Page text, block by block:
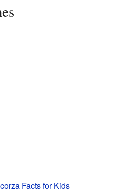
Facts for Kids